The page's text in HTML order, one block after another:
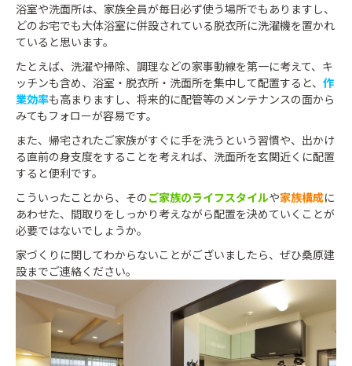
浴室や洗面所は、家族全員が毎日必ず使う場所でもありますし、
どのお宅でも大体浴室に併設されている脱衣所に洗濯機を置かれ
ていると思います。
たとえば、洗濯や掃除、調理などの家事動線を第一に考えて、キ
ッチンも含め、浴室・脱衣所・洗面所を集中して配置すると、 作
業効率も高まりますし、将来的に配管等のメンテナンスの面から
みてもフォローが容易です。
また、帰宅されたご家族がすぐに手を洗うという習慣や、出かけ
る直前の身支度をすることを考えれば、洗面所を玄関近くに配置
すると便利です。
こういったことから、その ご家族のライフスタイルや家族構成に
あわせた、間取りをしっかり考えながら配置を決めていくことが
必要ではないでしょうか。
家づくりに関してわからないことがございましたら、ぜひ桑原建
設までご連絡ください。